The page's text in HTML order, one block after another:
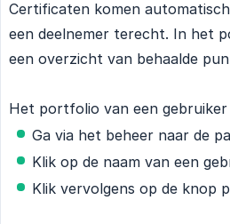
Certificaten komen
een deelnemer terecht. In het
een overzicht van behaalde
Het portfolio van een gebruiker
Ga via het beheer naar de
Klik op de naam van een
Klik vervolgens op de knop